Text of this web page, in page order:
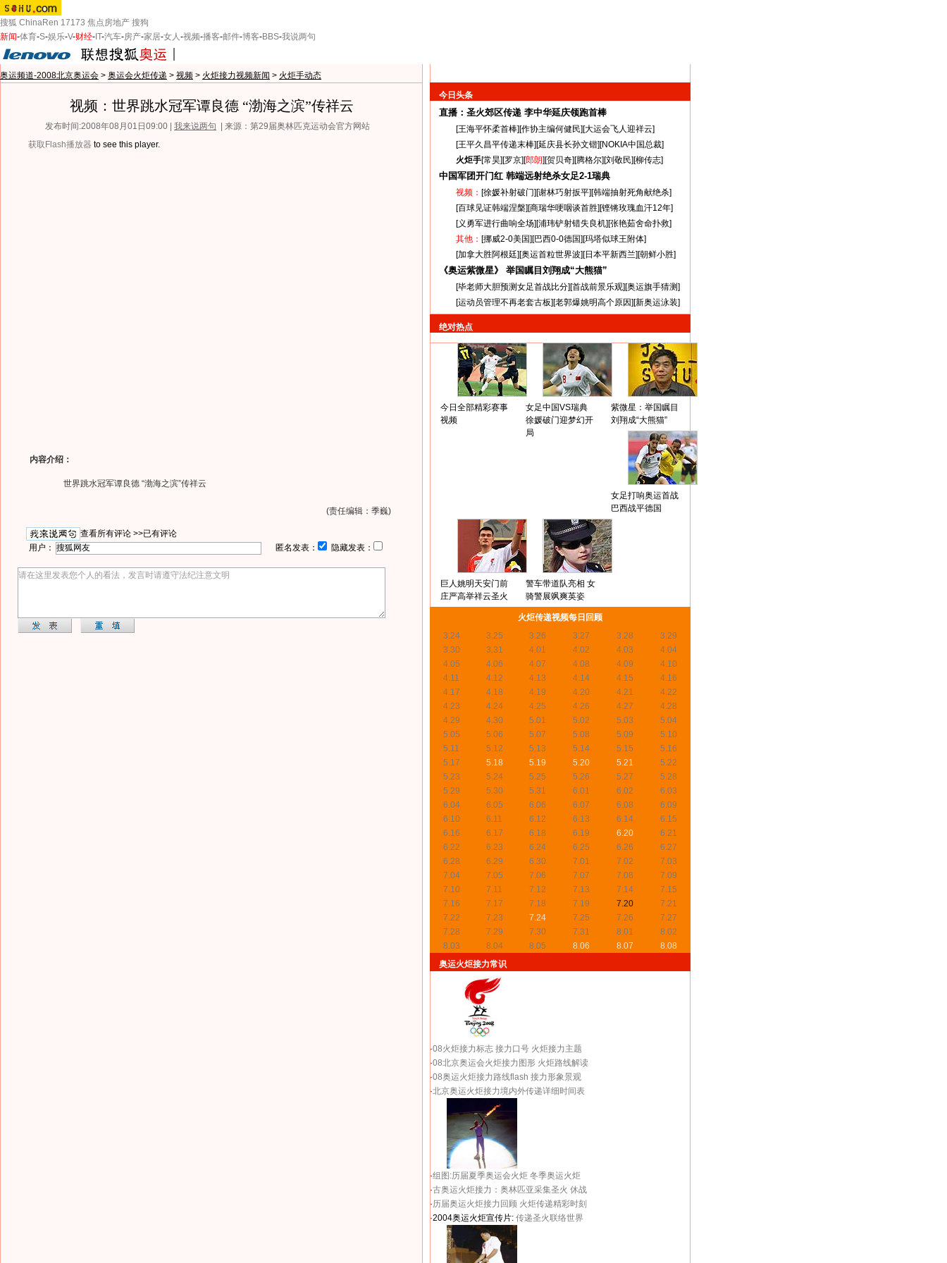
搜狐 ChinaRen 17173 焦点房地产 搜狗
新闻-体育-S-娱乐-V-财经- IT-汽车-房产-家居-女人-视频-播客-邮件-博客-BBS-我说两句
奥运频道-2008北京奥运会 > 奥运会火炬传递 > 视频 > 火炬接力视频新闻 > 火炬手动态
视频：世界跳水冠军谭良德 “渤海之滨”传祥云
发布时间:2008年08月01日09:00 | 我来说两句
| 来源：第29届奥林匹克运动会官方网站
获取Flash播放器 to see this player.
内容介绍：
世界跳水冠军谭良德 “渤海之滨”传祥云
(责任编辑：季巍)
查看所有评论 >>已有评论
用户：
匿名发表： 隐藏发表：
今日头条
直播：圣火郊区传递 李中华延庆领跑首棒
[王海平怀柔首棒][作协主编何健民][大运会飞人迎祥云]
[王平久昌平传递末棒][延庆县长孙文锴][NOKIA中国总裁]
火炬手[常昊][罗京][郎朗][贺贝奇][腾格尔][刘敬民][柳传志]
中国军团开门红 韩端远射绝杀女足2-1瑞典
视频： [徐媛补射破门][谢林巧射扳平][韩端抽射死角献绝杀]
[百球见证韩端涅槃][商瑞华哽咽谈首胜][铿锵玫瑰血汗12年]
[义勇军进行曲响全场][浦玮铲射错失良机][张艳茹舍命扑救]
其他： [挪威2-0美国][巴西0-0德国][玛塔似球王附体]
[加拿大胜阿根廷][奥运首粒世界波][日本平新西兰][朝鲜小胜]
《奥运紫微星》 举国瞩目刘翔成“大熊猫”
[毕老师大胆预测女足首战比分][首战前景乐观][奥运旗手猜测]
[运动员管理不再老套古板][老郭爆姚明高个原因][新奥运泳装]
绝对热点
今日全部精彩赛事
视频
女足中国VS瑞典
徐媛破门迎梦幻开
局
紫微星：举国瞩目
刘翔成“大熊猫”
女足打响奥运首战
巴西战平德国
巨人姚明天安门前
庄严高举祥云圣火
警车带道队亮相 女
骑警展飒爽英姿
火炬传递视频每日回顾
3.24
3.25 3.26 3.27 3.28
3.29
3.30
3.31 4.01 4.02 4.03
4.04
4.05
4.06 4.07 4.08 4.09
4.10
4.11
4.12 4.13 4.14 4.15
4.16
4.17
4.18 4.19 4.20 4.21
4.22
4.23
4.24 4.25 4.26 4.27
4.28
4.29
4.30 5.01 5.02 5.03
5.04
5.05
5.06 5.07 5.08 5.09
5.10
5.11
5.12 5.13 5.14 5.15
5.16
5.17
5.18 5.19 5.20 5.21
5.22
5.23
5.24 5.25 5.26 5.27
5.28
5.29
5.30 5.31 6.01 6.02
6.03
6.04
6.05 6.06 6.07 6.08
6.09
6.10
6.11 6.12 6.13 6.14
6.15
6.16
6.17 6.18 6.19 6.20
6.21
6.22
6.23 6.24 6.25 6.26
6.27
6.28
6.29 6.30 7.01 7.02
7.03
7.04
7.05 7.06 7.07 7.08
7.09
7.10
7.11 7.12 7.13 7.14
7.15
7.16
7.17 7.18 7.19 7.20
7.21
7.22
7.23 7.24 7.25 7.26
7.27
7.28
7.29 7.30 7.31 8.01
8.02
8.03
8.04 8.05 8.06 8.07
8.08
奥运火炬接力常识
·08火炬接力标志 接力口号 火炬接力主题
·08北京奥运会火炬接力图形 火炬路线解读
·08奥运火炬接力路线flash 接力形象景观
·北京奥运火炬接力境内外传递详细时间表
·组图:历届夏季奥运会火炬 冬季奥运火炬
·古奥运火炬接力：奥林匹亚采集圣火 休战
·历届奥运火炬接力回顾 火炬传递精彩时刻
·2004奥运火炬宣传片: 传递圣火联络世界